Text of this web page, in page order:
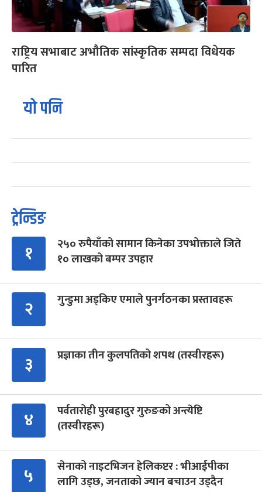
राष्ट्रिय सभाबाट अभौतिक सांस्कृतिक सम्पदा विधेयक
पारित
यो पनि
ट्रेन्डिङ
१
२५० रुपैयाँको सामान किनेका उपभोक्ताले जिते
१० लाखको बम्पर उपहार
२ गुन्डुमा अड्किए एमाले पुनर्गठनका प्रस्तावहरू
३ प्रज्ञाका तीन कुलपतिको शपथ (तस्वीरहरू)
४
पर्वतारोही पुरबहादुर गुरुङको अन्त्येष्टि
(तस्वीरहरू)
५
सेनाको नाइटभिजन हेलिकप्टर : भीआईपीका
लागि उड्छ, जनताको ज्यान बचाउन उड्दैन